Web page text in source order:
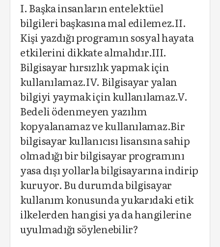
I. Başka insanların entelektüel
bilgileri başkasına mal edilemez.II.
Kişi yazdığı programın sosyal hayata
etkilerini dikkate almalıdır.III.
Bilgisayar hırsızlık yapmak için
kullanılamaz.IV. Bilgisayar yalan
bilgiyi yaymak için kullanılamaz.V.
Bedeli ödenmeyen yazılım
kopyalanamaz ve kullanılamaz.Bir
bilgisayar kullanıcısı lisansına sahip
olmadığı bir bilgisayar programını
yasa dışı yollarla bilgisayarına indirip
kuruyor. Bu durumda bilgisayar
kullanım konusunda yukarıdaki etik
ilkelerden hangisi ya da hangilerine
uyulmadığı söylenebilir?